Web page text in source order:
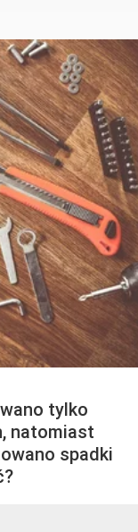
tylko
natomiast
spadki